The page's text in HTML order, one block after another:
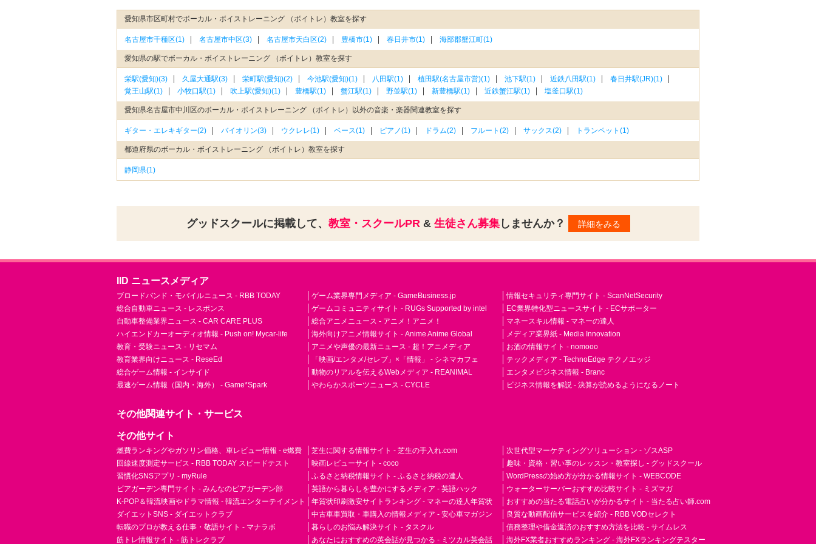
愛知県市区町村でボーカル・ボイストレーニング （ボイトレ）教室を探す
名古屋市千種区(1) 名古屋市中区(3) 名古屋市天白区(2) 豊橋市(1) 春日井市(1) 海部郡蟹江町(1)
愛知県の駅でボーカル・ボイストレーニング （ボイトレ）教室を探す
栄駅(愛知)(3) 久屋大通駅(3) 栄町駅(愛知)(2) 今池駅(愛知)(1) 八田駅(1) 植田駅(名古屋市営)(1) 池下駅(1) 近鉄八田駅(1)
春日井駅(JR)(1)
覚王山駅(1)
小牧口駅(1) 吹上駅(愛知)(1) 豊橋駅(1) 蟹江駅(1) 野並駅(1) 新豊橋駅(1) 近鉄蟹江駅(1) 塩釜口駅(1)
愛知県名古屋市中川区のボーカル・ボイストレーニング （ボイトレ）以外の音楽・楽器関連教室を探す
ギター・エレキギター(2) バイオリン(3) ウクレレ(1) ベース(1) ピアノ(1) ドラム(2) フルート(2) サックス(2) トランペット(1)
都道府県のボーカル・ボイストレーニング （ボイトレ）教室を探す
静岡県(1)
グッドスクールに掲載して、 教室・スクールPR& 生徒さん募集しませんか？ 詳細をみる
IID ニュースメディア
ブロードバンド・モバイルニュース - RBB TODAY
総合自動車ニュース - レスポンス
自動車整備業界ニュース - CAR CARE PLUS
ハイエンドカーオーディオ情報 - Push on! Mycar-life
教育・受験ニュース - リセマム
教育業界向けニュース - ReseEd
総合ゲーム情報 - インサイド
最速ゲーム情報（国内・海外） - Game*Spark
ゲーム業界専門メディア - GameBusiness.jp
ゲームコミュニティサイト - RUGs Supported by intel
総合アニメニュース - アニメ！アニメ！
海外向けアニメ情報サイト - Anime Anime Global
アニメや声優の最新ニュース - 超！アニメディア
「映画/エンタメ/セレブ」×「情報」 - シネマカフェ
動物のリアルを伝えるWebメディア - REANIMAL
やわらかスポーツニュース - CYCLE
情報セキュリティ専門サイト - ScanNetSecurity
EC業界特化型ニュースサイト - ECサポーター
マネースキル情報 - マネーの達人
メディア業界紙 - Media Innovation
お酒の情報サイト - nomooo
テックメディア - TechnoEdge テクノエッジ
エンタメビジネス情報 - Branc
ビジネス情報を解説 - 決算が読めるようになるノート
その他関連サイト・サービス
その他サイト
燃費ランキングやガソリン価格、車レビュー情報 - e燃費
回線速度測定サービス - RBB TODAY スピードテスト
習慣化SNSアプリ - myRule
ビアガーデン専門サイト - みんなのビアガーデン部
K-POP＆韓流映画やドラマ情報 - 韓流エンターテイメント
ダイエットSNS - ダイエットクラブ
転職のプロが教える仕事・敬語サイト - マナラボ
筋トレ情報サイト - 筋トレクラブ
芝生に関する情報サイト - 芝生の手入れ.com
映画レビューサイト - coco
ふるさと納税情報サイト - ふるさと納税の達人
英語から暮らしを豊かにするメディア - 英語ハック
年賀状印刷激安サイトランキング - マネーの達人年賀状
中古車車買取・車購入の情報メディア - 安心車マガジン
暮らしのお悩み解決サイト - タスクル
あなたにおすすめの英会話が見つかる - ミツカル英会話
次世代型マーケティングソリューション - ゾスASP
趣味・資格・習い事のレッスン・教室探し - グッドスクール
WordPressの始め方が分かる情報サイト - WEBCODE
ウォーターサーバーおすすめ比較サイト - ミズマガ
おすすめの当たる電話占いが分かるサイト - 当たる占い師.com
良質な動画配信サービスを紹介 - RBB VODセレクト
債務整理や借金返済のおすすめ方法を比較 - サイムレス
海外FX業者おすすめランキング - 海外FXランキングテスター